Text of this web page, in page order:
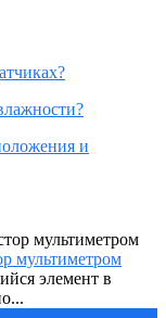
и
мультиметром
элемент в